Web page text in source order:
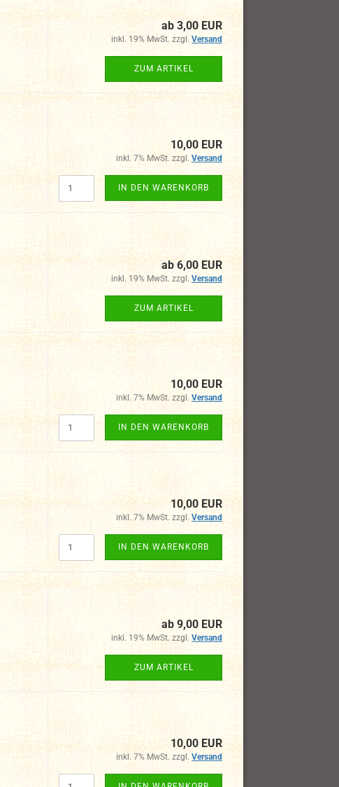
ab 3,00 EUR
inkl. 19% MwSt. zzgl. Versand
ZUM ARTIKEL
10,00 EUR
inkl. 7% MwSt. zzgl. Versand
IN DEN WARENKORB
ab 6,00 EUR
inkl. 19% MwSt. zzgl. Versand
ZUM ARTIKEL
10,00 EUR
inkl. 7% MwSt. zzgl. Versand
IN DEN WARENKORB
10,00 EUR
inkl. 7% MwSt. zzgl. Versand
IN DEN WARENKORB
ab 9,00 EUR
inkl. 19% MwSt. zzgl. Versand
ZUM ARTIKEL
10,00 EUR
inkl. 7% MwSt. zzgl. Versand